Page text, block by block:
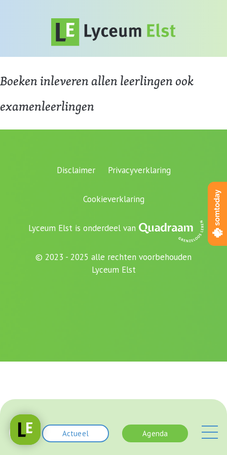
Actueel Agenda
Boeken inleveren allen leerlingen ook
examenleerlingen
Disclaimer Privacyverklaring
Cookieverklaring
Lyceum Elst is onderdeel van
© 2023 - 2025 alle rechten voorbehouden
Lyceum Elst